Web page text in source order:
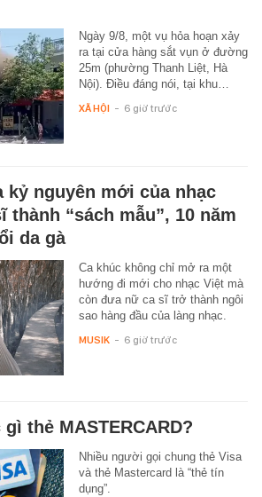
Ngày 9/8, một vụ hỏa hoạn xảy
ra tại cửa hàng sắt vụn ở đường
25m (phường Thanh Liệt, Hà
Nội). Điều đáng nói, tại khu…
XÃ HỘI - 6 giờ trước
kỷ nguyên mới của nhạc
thành “sách mẫu”, 10 năm
da gà
Ca khúc không chỉ mở ra một
hướng đi mới cho nhạc Việt mà
còn đưa nữ ca sĩ trở thành ngôi
sao hàng đầu của làng nhạc.
MUSIK - 6 giờ trước
thẻ MASTERCARD?
Nhiều người gọi chung thẻ Visa
và thẻ Mastercard là “thẻ tín
dụng”.